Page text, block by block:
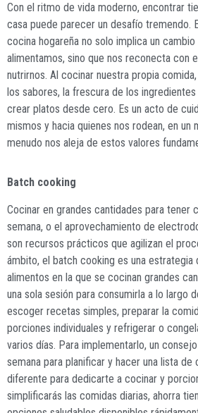
Con el ritmo de vida moderno, encontrar
casa puede parecer un desafío tremendo.
cocina hogareña no solo implica un
alimentamos, sino que nos reconecta con
nutrirnos. Al cocinar nuestra propia
los sabores, la frescura de los
crear platos desde cero. Es un acto de
mismos y hacia quienes nos rodean, en un
menudo nos aleja de estos valores
Batch cooking
Cocinar en grandes cantidades para tener
semana, o el aprovechamiento de
son recursos prácticos que agilizan el
ámbito, el batch cooking es una estrategia
alimentos en la que se cocinan grandes
una sola sesión para consumirla a lo largo
escoger recetas simples, preparar la
porciones individuales y refrigerar o
varios días. Para implementarlo, un
semana para planificar y hacer una lista de
diferente para dedicarte a cocinar y
simplificarás las comidas diarias, ahorra